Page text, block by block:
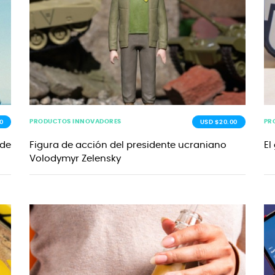
PRODUCTOS INNOVADORES USD $20.00
Figura de acción del presidente ucraniano
Volodymyr Zelensky